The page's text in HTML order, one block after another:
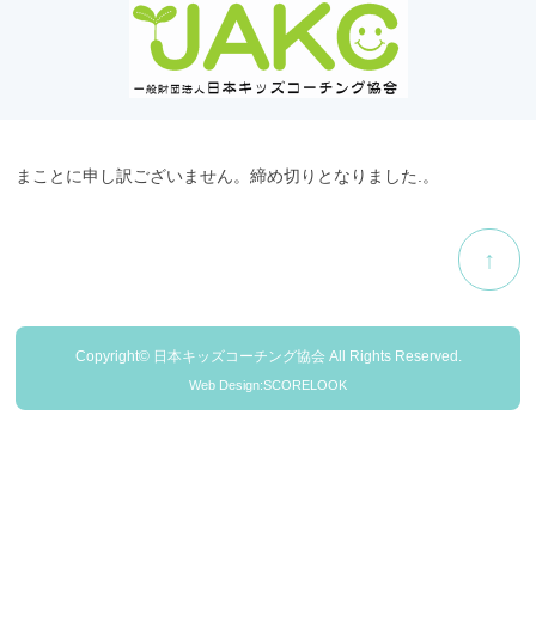
まことに申し訳ございません。締め切りとなりました.。
↑
Copyright© 日本キッズコーチング協会 All Rights Reserved.
Web Design:SCORELOOK